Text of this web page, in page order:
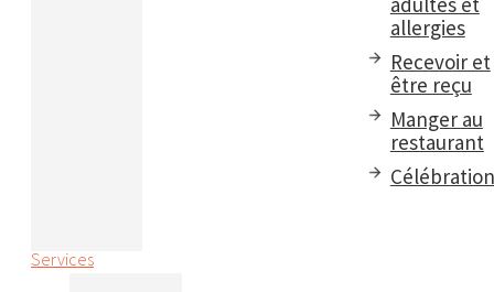
allergies
Recevoir et
être reçu
Manger au
restaurant
Services